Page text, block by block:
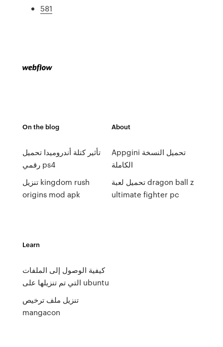
581
On the blog
تأثير كتلة أندروميدا تحميل
رقمي ps4
تنزيل kingdom rush
origins mod apk
About
Appgini تحميل النسخة
الكاملة
تحميل لعبة dragon ball z
ultimate fighter pc
Learn
كيفية الوصول إلى الملفات
التي تم تنزيلها على ubuntu
تنزيل ملف ترخيص
mangacon